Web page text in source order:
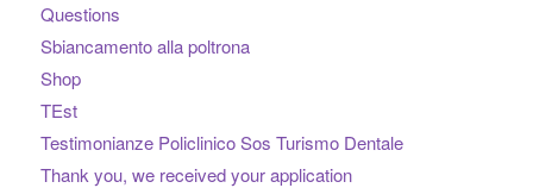
Questions
Sbiancamento alla poltrona
Shop
TEst
Testimonianze Policlinico Sos Turismo Dentale
Thank you, we received your application